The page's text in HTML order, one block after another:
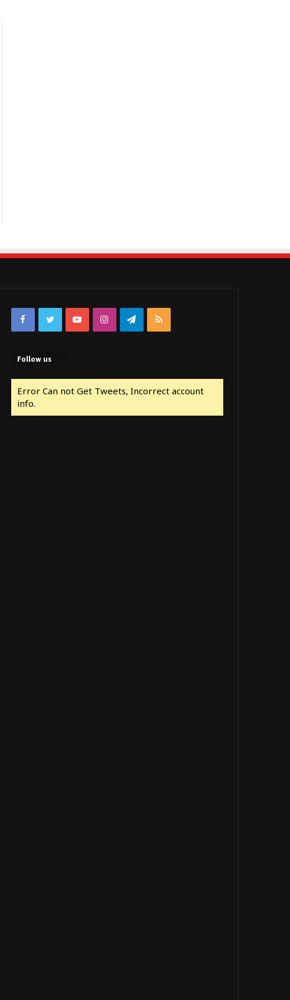
FacebookTwitterYouTubeInstagramTelegram
RSS
Follow us
Error Can not Get Tweets, Incorrect account
info.